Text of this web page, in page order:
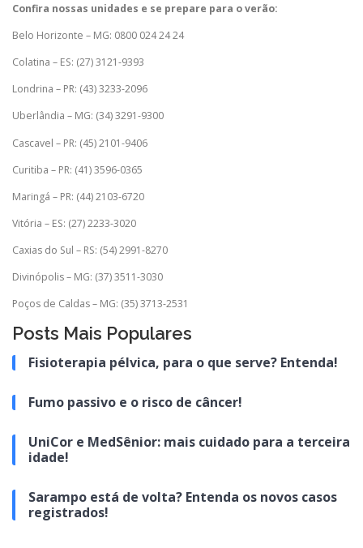
Confira nossas unidades e se prepare para o verão:
Belo Horizonte – MG: 0800 024 24 24
Colatina – ES: (27) 3121-9393
Londrina – PR: (43) 3233-2096
Uberlândia – MG: (34) 3291-9300
Cascavel – PR: (45) 2101-9406
Curitiba – PR: (41) 3596-0365
Maringá – PR: (44) 2103-6720
Vitória – ES: (27) 2233-3020
Caxias do Sul – RS: (54) 2991-8270
Divinópolis – MG: (37) 3511-3030
Poços de Caldas – MG: (35) 3713-2531
Posts Mais Populares
Fisioterapia pélvica, para o que serve? Entenda!
Fumo passivo e o risco de câncer!
UniCor e MedSênior: mais cuidado para a terceira
idade!
Sarampo está de volta? Entenda os novos casos
registrados!